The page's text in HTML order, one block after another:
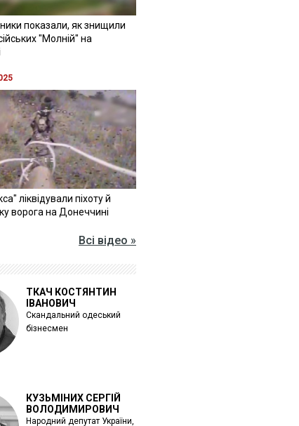
показали, як знищили
"Молній" на
ліквідували піхоту й
ворога на Донеччині
Всі відео »
ТКАЧ КОСТЯНТИН
ІВАНОВИЧ
Скандальний одеський
бізнесмен
КУЗЬМІНИХ СЕРГІЙ
ВОЛОДИМИРОВИЧ
Народний депутат України,